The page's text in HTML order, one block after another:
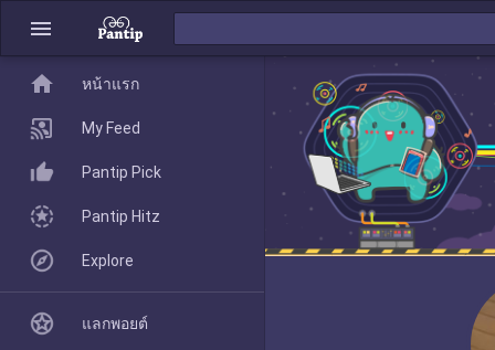
menu
home
Pantip Pick
home หน้าแรก
My Feed
Pantip Pick
Pantip Hitz
Explore
แลกพอยต์